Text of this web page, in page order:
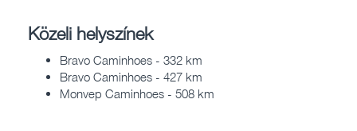
Közeli helyszínek
Bravo Caminhoes - 332 km
Bravo Caminhoes - 427 km
Monvep Caminhoes - 508 km